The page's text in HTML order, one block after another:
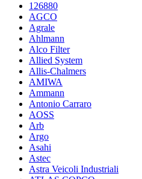
126880
AGCO
Agrale
Ahlmann
Alco Filter
Allied System
Allis-Chalmers
AMIWA
Ammann
Antonio Carraro
AOSS
Arb
Argo
Asahi
Astec
Astra Veicoli Industriali